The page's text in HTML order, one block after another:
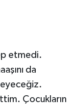
etmedi.
da
Çocukların